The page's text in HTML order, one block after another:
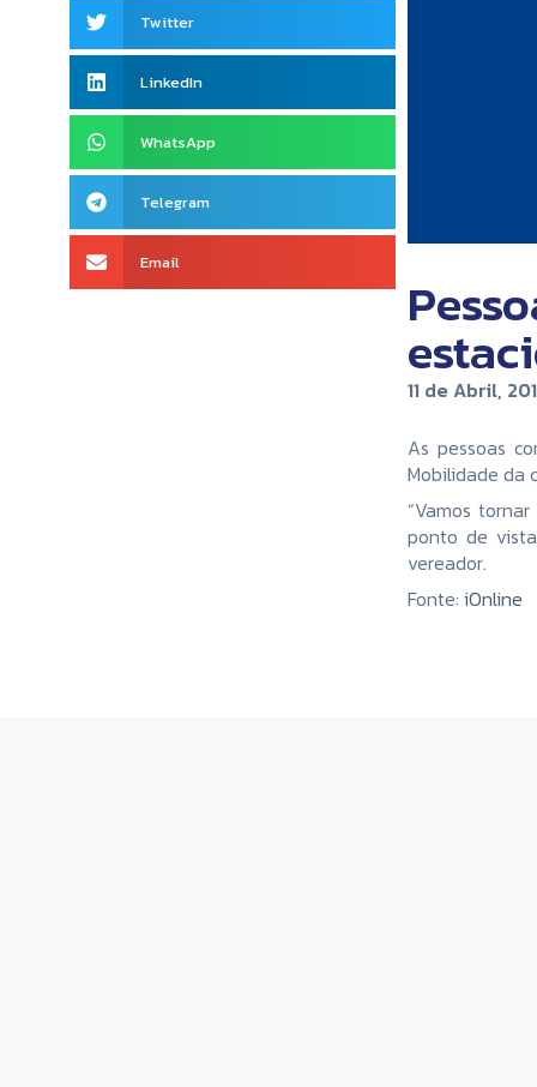
Twitter
LinkedIn
WhatsApp
Telegram
Email
11 de Abril,
As pessoas
Mobilidade da
“Vamos
ponto de
vereador.
Fonte: iOnline